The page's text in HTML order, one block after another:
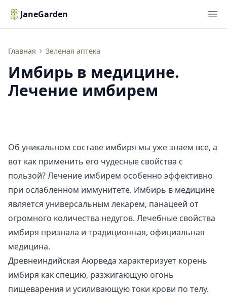
JaneGarden
Главная Зеленая аптека
Имбирь в медицине. Лечение имбирем
Имбирь в медицине.
Лечение имбирем
Об уникальном составе имбиря мы уже знаем все, а
вот как применить его чудесные свойства с
пользой? Лечение имбирем особенно эффективно
при ослабленном иммунитете. Имбирь в медицине
является универсальным лекарем, панацеей от
огромного количества недугов. Лечебные свойства
имбиря признала и традиционная, официальная
медицина.
Древнеиндийская Аюрведа характеризует корень
имбиря как специю, разжигающую огонь
пищеварения и усиливающую токи крови по телу.